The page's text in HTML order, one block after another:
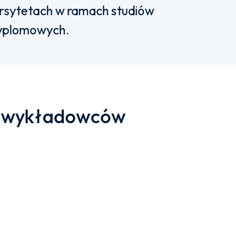
w ramach studiów